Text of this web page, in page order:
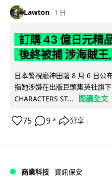
Lawton 1 日
訂購 43 億日元精
後終被捕 涉海賊
日本警視廳神田署 8 月 6 日公
指她涉嫌在出版巨頭集英社旗
CHARACTERS ST...
閱讀全文
75 9 ↗ 分享
商業科技 資訊保安